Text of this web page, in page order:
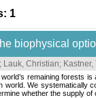
1
biophysical
; Lauk, Christian;
remaining forests
world. We systematically
whether the supply